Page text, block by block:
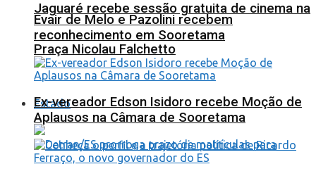
Jaguaré recebe sessão gratuita de cinema na
Praça Nicolau Falchetto
Estado
Evair de Melo e Pazolini recebem
reconhecimento em Sooretama
Ex-vereador Edson Isidoro recebe Moção de
Aplausos na Câmara de Sooretama